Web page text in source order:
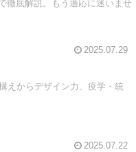
徹底解説。もう適応に迷いませ
2025.07.29
えからデザイン力、疫学・統
2025.07.22